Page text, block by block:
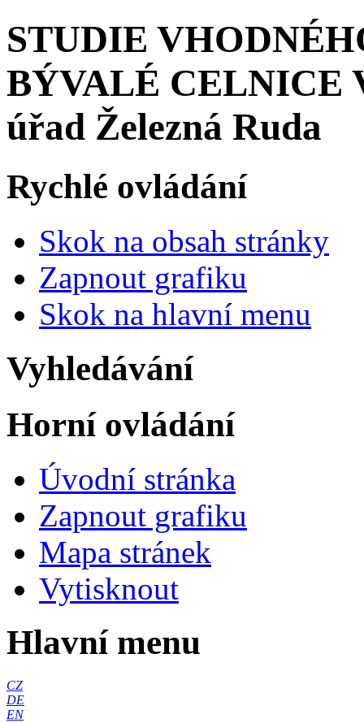
STUDIE
BÝVALÉ CELNICE
úřad Železná Ruda
Rychlé ovládání
Skok na obsah stránky
Zapnout grafiku
Skok na hlavní menu
Vyhledávání
Horní ovládání
Úvodní stránka
Zapnout grafiku
Mapa stránek
Vytisknout
Hlavní menu
CZ
DE
EN